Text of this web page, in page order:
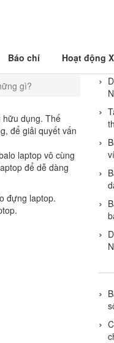
Báo chí Hoạt động
gì?
hữu dụng. Thế
để giải quyết vấn
laptop vô cùng
để dễ dàng
đựng laptop.